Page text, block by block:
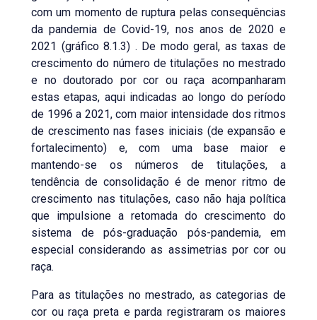
com um momento de ruptura pelas consequências
da pandemia de Covid-19, nos anos de 2020 e
2021 (gráfico 8.1.3) . De modo geral, as taxas de
crescimento do número de titulações no mestrado
e no doutorado por cor ou raça acompanharam
estas etapas, aqui indicadas ao longo do período
de 1996 a 2021, com maior intensidade dos ritmos
de crescimento nas fases iniciais (de expansão e
fortalecimento) e, com uma base maior e
mantendo-se os números de titulações, a
tendência de consolidação é de menor ritmo de
crescimento nas titulações, caso não haja política
que impulsione a retomada do crescimento do
sistema de pós-graduação pós-pandemia, em
especial considerando as assimetrias por cor ou
raça.
Para as titulações no mestrado, as categorias de
cor ou raça preta e parda registraram os maiores